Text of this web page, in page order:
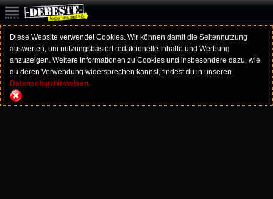
Diese Website verwendet Cookies. Wir können damit die Seitennutzung
auswerten, um nutzungsbasiert redaktionelle Inhalte und Werbung
anzuzeigen. Weitere Informationen zu Cookies und insbesondere dazu, wie
du deren Verwendung widersprechen kannst, findest du in unseren
Datenschutzhinweisen.